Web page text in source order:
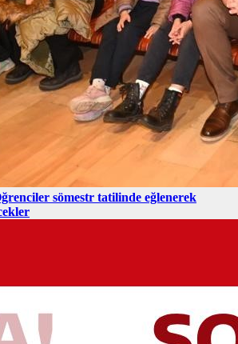
sömestr tatilinde eğlenerek